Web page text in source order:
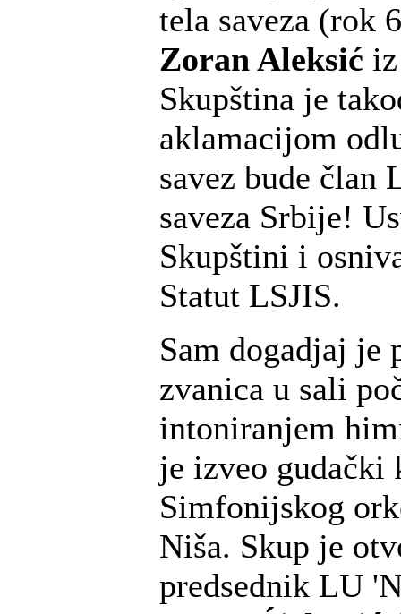
tela saveza (rok
Zoran Aleksić
Skupština je
aklamacijom
savez bude član
saveza Srbije!
Skupštini i
Statut LSJIS.
Sam dogadjaj je
zvanica u sali
intoniranjem
je izveo gudački
Simfonijskog
Niša. Skup je
predsednik LU